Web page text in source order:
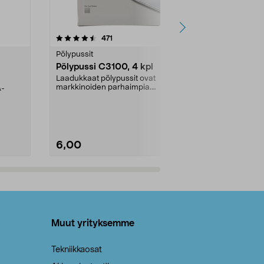
471
Pölypussit
Pölypussi C3100, 4 kpl
Laadukkaat pölypussit ovat
markkinoiden parhaimpia.
6,00
4.5viidestä
Muut yrityksemme
Tekniikkaosat